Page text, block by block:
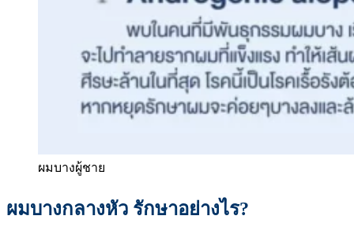
ผมบางผู้ชาย
ผมบางกลางหัว รักษาอย่างไร?